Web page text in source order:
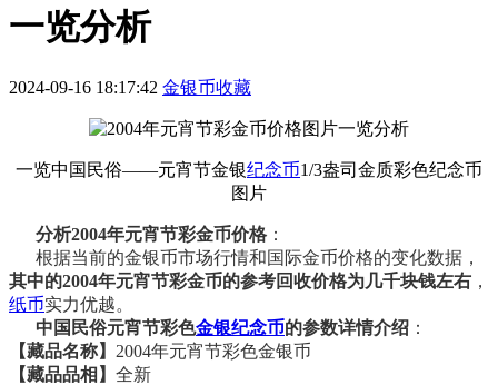
一览分析
2024-09-16 18:17:42 金银币收藏
一览中国民俗——元宵节金银纪念币1/3盎司金质彩色纪念币
图片
分析2004年元宵节彩金币价格 ：
根据当前的金银币市场行情和国际金币价格的变化数据，
其中的2004年元宵节彩金币的参考回收价格为几千块钱左右 ，
纸币实力优越。
中国民俗元宵节彩色金银纪念币的参数详情介绍 ：
【藏品名称】 2004年元宵节彩色金银币
【藏品品相】 全新